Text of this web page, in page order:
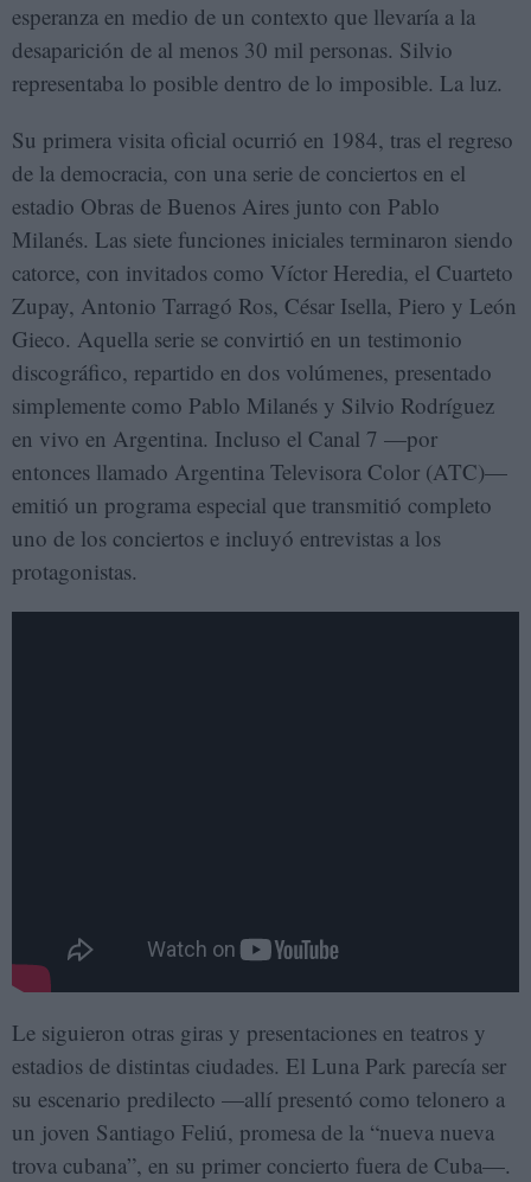
esperanza en medio de un contexto que llevaría a la
desaparición de al menos 30 mil personas. Silvio
representaba lo posible dentro de lo imposible. La luz.
Su primera visita oficial ocurrió en 1984, tras el regreso
de la democracia, con una serie de conciertos en el
estadio Obras de Buenos Aires junto con Pablo
Milanés. Las siete funciones iniciales terminaron siendo
catorce, con invitados como Víctor Heredia, el Cuarteto
Zupay, Antonio Tarragó Ros, César Isella, Piero y León
Gieco. Aquella serie se convirtió en un testimonio
discográfico, repartido en dos volúmenes, presentado
simplemente como Pablo Milanés y Silvio Rodríguez
en vivo en Argentina. Incluso el Canal 7 —por
entonces llamado Argentina Televisora Color (ATC)—
emitió un programa especial que transmitió completo
uno de los conciertos e incluyó entrevistas a los
protagonistas.
Le siguieron otras giras y presentaciones en teatros y
estadios de distintas ciudades. El Luna Park parecía ser
su escenario predilecto —allí presentó como telonero a
un joven Santiago Feliú, promesa de la “nueva nueva
trova cubana”, en su primer concierto fuera de Cuba—.